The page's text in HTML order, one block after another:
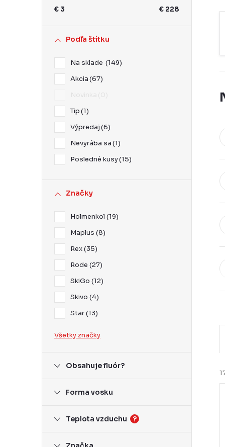
€ 3 € 228
Podľa štítku
Na sklade
149
Akcia 67
Tip 1
Výpredaj 6
Nevyrába sa 1
Posledné kusy 15
Značky
Holmenkol 19
Maplus 8
Rex 35
Rode 27
SkiGo 12
Skivo 4
Star 13
Všetky značky
Obsahuje fluór?
Forma vosku
Teplota vzduchu ?
a